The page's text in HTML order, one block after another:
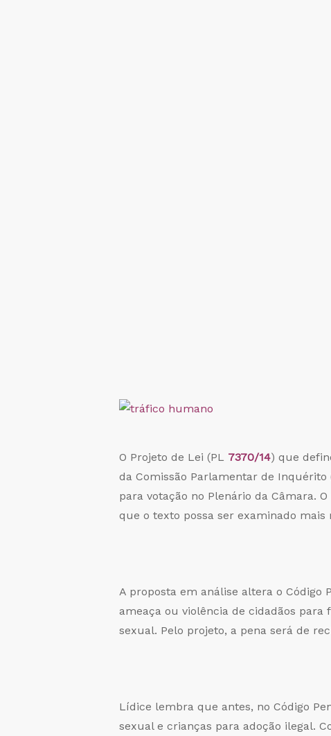
O Projeto de Lei (PL 7370/14) que
da Comissão Parlamentar de
para votação no Plenário da Câmara.
que o texto possa ser examinado mais
A proposta em análise altera o Código
ameaça ou violência de cidadãos para
sexual. Pelo projeto, a pena será de
Lídice lembra que antes, no Código
sexual e crianças para adoção ilegal.